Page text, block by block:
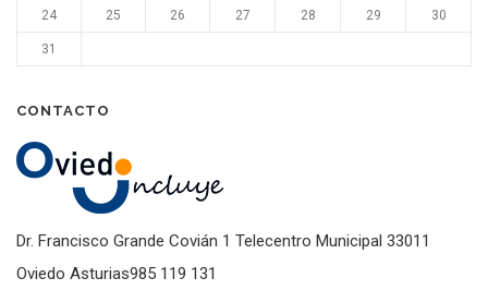
24 25 26 27 28 29 30
31
CONTACTO
Dr. Francisco Grande Covián 1 Telecentro Municipal 33011
Oviedo Asturias985 119 131